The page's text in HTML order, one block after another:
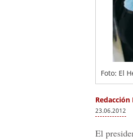
Foto: El
Redacción
23.06.2012
El